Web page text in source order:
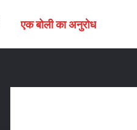
एक बोली का अनुरोध